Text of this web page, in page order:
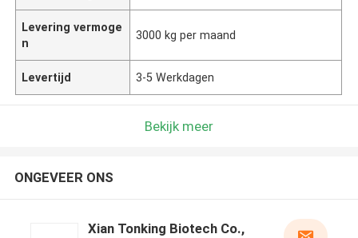
Levering vermoge
n
3000 kg per maand
Levertijd 3-5 Werkdagen
Bekijk meer
ONGEVEER ONS
Xian Tonking Biotech Co.,